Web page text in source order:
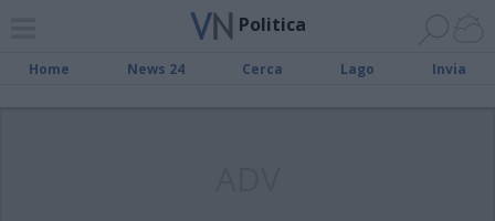
Politica
Home News 24 Cerca Lago Invia